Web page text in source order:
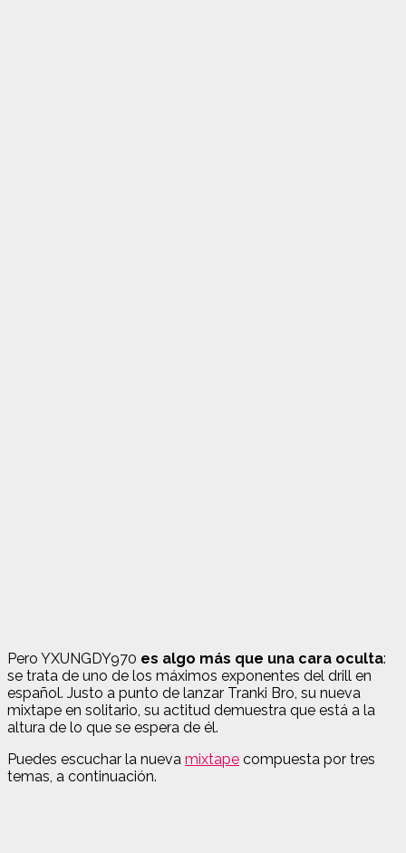
Pero YXUNGDY970 es algo más que una cara oculta:
se trata de uno de los máximos exponentes del drill en
español. Justo a punto de lanzar Tranki Bro, su nueva
mixtape en solitario, su actitud demuestra que está a la
altura de lo que se espera de él.
Puedes escuchar la nueva mixtape compuesta por tres
temas, a continuación.